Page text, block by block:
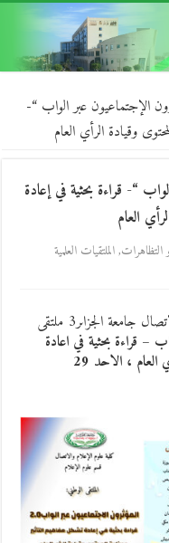
الإجتماعيون عبر الواب “-
وقيادة الرأي العام
“- قراءة بحثية في إعادة
العام
التظاهرات,الملتقيات العلمية
ينظم قسم علوم الاعلام بكلية علوم الاعلام والاتصال جامعة الجزاىر3 ملتقى
– قراءة بحثية في اعادة
تشكيل مفاهيم التأثيروصناعة المحتوى وقيادة الراي العام ، الاحد 29